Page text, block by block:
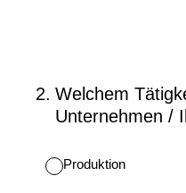
2. Welchem
Unternehmen /
Produktion